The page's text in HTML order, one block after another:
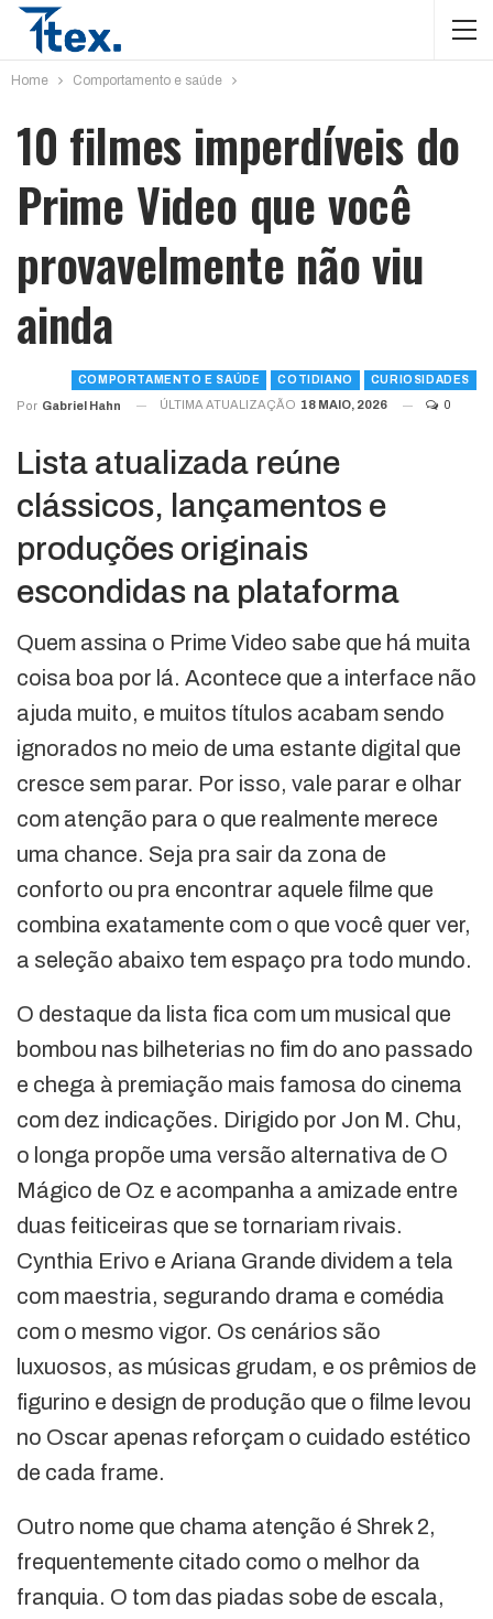
Home Comportamento e saúde
10 filmes imperdíveis do
Prime Video que você
provavelmente não viu
ainda
COMPORTAMENTO E SAÚDE COTIDIANO CURIOSIDADES
Por Gabriel Hahn ÚLTIMA ATUALIZAÇÃO 18 MAIO, 2026 0
Lista atualizada reúne
clássicos, lançamentos e
produções originais
escondidas na plataforma
Quem assina o Prime Video sabe que há muita
coisa boa por lá. Acontece que a interface não
ajuda muito, e muitos títulos acabam sendo
ignorados no meio de uma estante digital que
cresce sem parar. Por isso, vale parar e olhar
com atenção para o que realmente merece
uma chance. Seja pra sair da zona de
conforto ou pra encontrar aquele filme que
combina exatamente com o que você quer ver,
a seleção abaixo tem espaço pra todo mundo.
O destaque da lista fica com um musical que
bombou nas bilheterias no fim do ano passado
e chega à premiação mais famosa do cinema
com dez indicações. Dirigido por Jon M. Chu,
o longa propõe uma versão alternativa de O
Mágico de Oz e acompanha a amizade entre
duas feiticeiras que se tornariam rivais.
Cynthia Erivo e Ariana Grande dividem a tela
com maestria, segurando drama e comédia
com o mesmo vigor. Os cenários são
luxuosos, as músicas grudam, e os prêmios de
figurino e design de produção que o filme levou
no Oscar apenas reforçam o cuidado estético
de cada frame.
Outro nome que chama atenção é Shrek 2,
frequentemente citado como o melhor da
franquia. O tom das piadas sobe de escala,